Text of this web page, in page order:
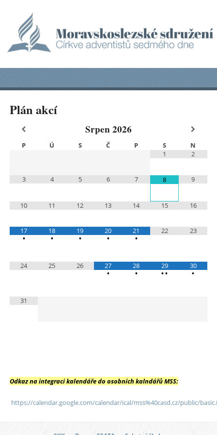
Plán akcí
Srpen2026
P Ú S Č P S
N
1
2
3 4 5 6 7 8 9
10 11 12 13 14 15 16
17
•
18
•
19
•
20
•
21
•
22 23
24 25 26
27
•
28
•
29
••
30
•
31
Odkaz na integraci kalendáře do osobních kalndářů MSS:
https://calendar.google.com/calendar/ical/mss%40casd.cz/public/